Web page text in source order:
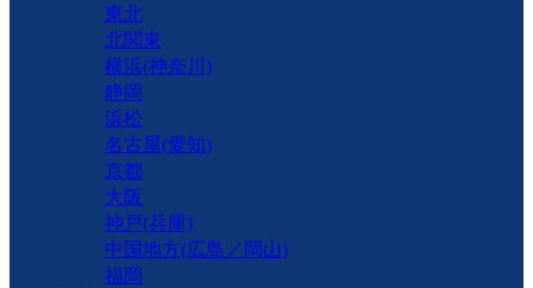
東北
北関東
横浜(神奈川)
静岡
浜松
名古屋(愛知)
京都
大阪
神戸(兵庫)
中国地方(広島／岡山)
福岡